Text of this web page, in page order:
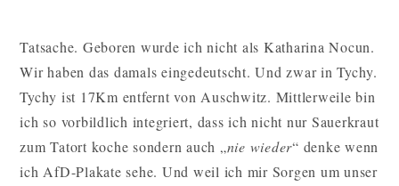
Tatsache. Geboren wurde ich nicht als Katharina Nocun.
Wir haben das damals eingedeutscht. Und zwar in Tychy.
Tychy ist 17Km entfernt von Auschwitz. Mittlerweile bin
ich so vorbildlich integriert, dass ich nicht nur Sauerkraut
zum Tatort koche sondern auch „nie wieder“ denke wenn
ich AfD-Plakate sehe. Und weil ich mir Sorgen um unser